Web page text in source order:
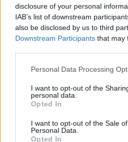
disclosure of your personal
IAB’s list of downstream
also be disclosed by us to third
Downstream Participants that may
Personal Data Processing
I want to opt-out of the
personal data.
Opted In
I want to opt-out of the Sale
Personal Data.
Opted In
Paroles + Traduction
Commentaires